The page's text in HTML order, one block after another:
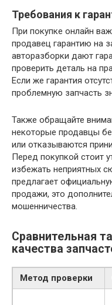
Требования к
При покупке онлайн
продавец гарантию на
авторазборки дают
проверить деталь на
Если же гарантия
проблемную запчасть
Также обращайте
некоторые продавцы
или отказываются
Перед покупкой стоит
избежать неприятных
предлагает
продажи, это
мошенничества.
Сравнительная
качества
Метод проверки